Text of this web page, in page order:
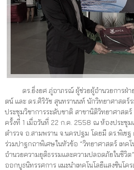
ดร.ยิ่งยศ ภู่อาภรณ์ ผู้ช่วยผู้อำนวยการฝ่าย
ตน์ และ ดร.ศิริวัช สุนทรานนท์ นักวิทยาศาสตร์ร
ประชุมวิชาการระดับชาติ สาขานิติวิทยาศาสต
ครั้งที่ 1 เมื่อวันที่ 22 ก.ค. 2558 ณ ห้องประชุมเ
ตำรวจ อ.สามพราน จ.นครปฐม โดยมี ดร.พิเชฐ
ร่วมปาฐกถาพิเศษในหัวข้อ “วิทยาศาสตร์ เทค
อำนวยความยุติธรรมและความปลอดภัยในชีวิต
ออกบูธนิทรรศการ แนะนำเทคโนโลยีแสงซินโค